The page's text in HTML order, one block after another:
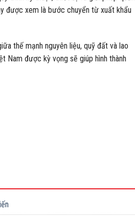
được xem là bước chuyển từ xuất khẩu
thế mạnh nguyên liệu, quỹ đất và lao
Nam được kỳ vọng sẽ giúp hình thành